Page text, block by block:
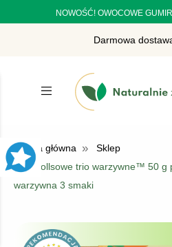
NOWOŚĆ! OWOCOWE
Darmowa
Strona główna » Sklep
»
Rollsowe trio warzywne™ 50 g
warzywna 3 smaki